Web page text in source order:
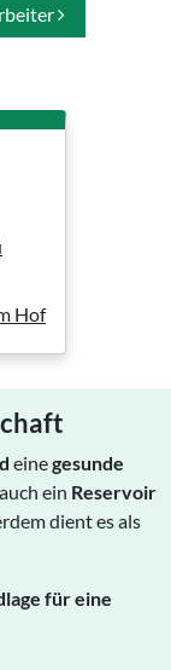
Hof
einegesunde
ein Reservoir
dient es als
für eine